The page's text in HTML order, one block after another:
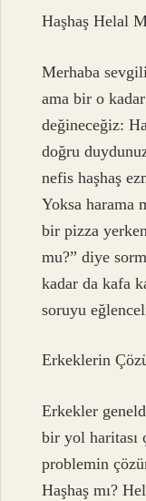
Haşhaş Helal
Merhaba
ama bir o
değineceğiz:
doğru
nefis haşhaş
Yoksa harama
bir pizza
mu?” diye
kadar da kafa
soruyu
Erkeklerin
Erkekler
bir yol haritası
problemin
Haşhaş mı?